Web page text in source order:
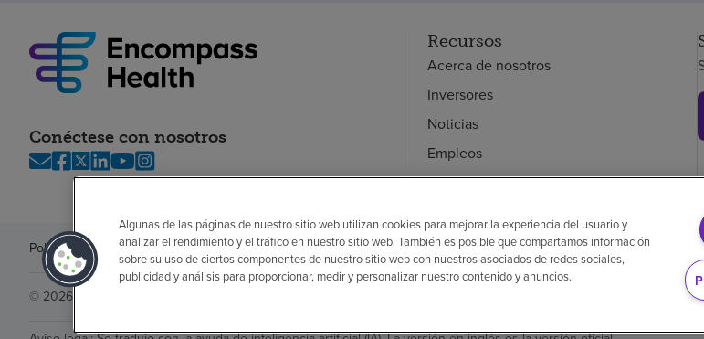
Conéctese con nosotros
Recursos
Acerca de nosotros
Inversores
Noticias
Empleos
Empleados
Política de privacidadLegalSin sorpresas AccesibilidadSi no habla inglésAviso de no discriminaciónCumplimiento de los
© 2026 Encompass Health Corporation
Algunas de las páginas de nuestro sitio web utilizan cookies para mejorar la experiencia del usuario y
analizar el rendimiento y el tráfico en nuestro sitio web. También es posible que compartamos información
sobre su uso de ciertos componentes de nuestro sitio web con nuestros asociados de redes sociales,
publicidad y análisis para proporcionar, medir y personalizar nuestro contenido y anuncios.